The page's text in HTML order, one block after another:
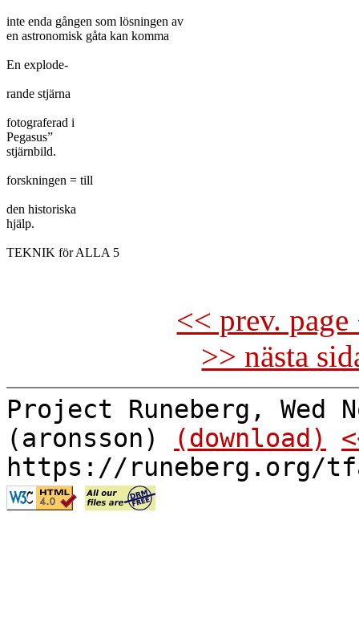
inte enda gången som lösningen av
en astronomisk gåta kan komma
En explode-
rande stjärna
fotograferad i
Pegasus”
stjärnbild.
forskningen = till
den historiska
hjälp.
TEKNIK för ALLA 5
<< prev.
>> nästa
Project Runeberg, Wed
(aronsson)
(download)
https://runeberg.org/